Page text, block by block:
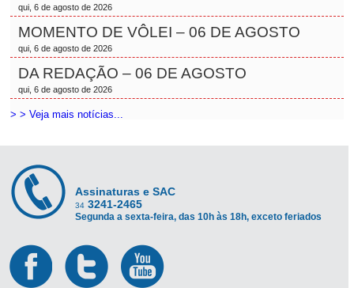
qui, 6 de agosto de 2026
MOMENTO DE VÔLEI – 06 DE AGOSTO
qui, 6 de agosto de 2026
DA REDAÇÃO – 06 DE AGOSTO
qui, 6 de agosto de 2026
> > Veja mais notícias...
Assinaturas e SAC
34 3241-2465
Segunda a sexta-feira, das 10h às 18h, exceto feriados